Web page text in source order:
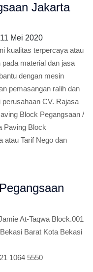
Jakarta
11 Mei 2020
kualitas terpercaya atau
material dan jasa
dengan mesin
pemasangan ralih dan
CV. Rajasa
Block Pegangsaan /
Paving Block
atau Tarif Nego dan
At-Taqwa Block.001
Barat Kota Bekasi
1064 5550